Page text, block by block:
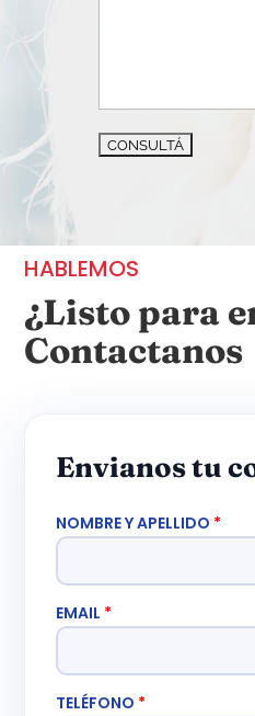
HABLEMOS
¿Listo para
Contactanos
Envianos tu
NOMBRE Y APELLIDO *
EMAIL *
TELÉFONO *